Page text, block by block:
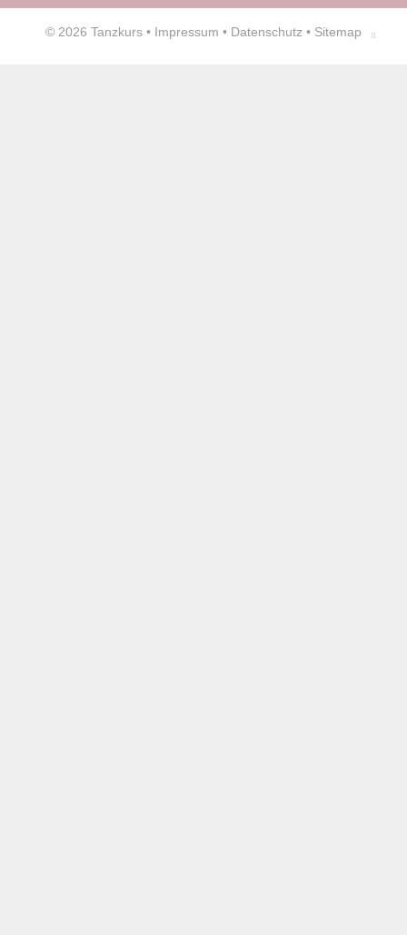
© 2026 Tanzkurs • Impressum • Datenschutz • Sitemap